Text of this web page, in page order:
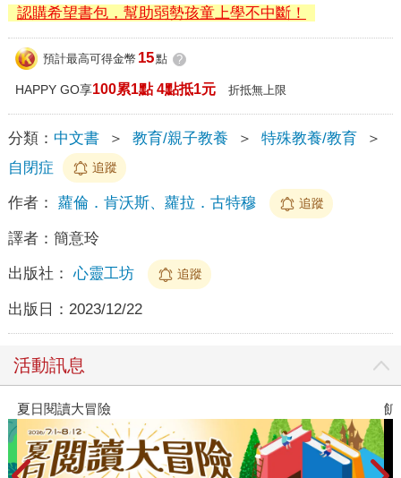
認購希望書包，幫助弱勢孩童上學不中斷！
預計最高可得金幣 15點 ?
HAPPY GO享100累1點 4點抵1元 折抵無上限
分類： 中文書 ＞ 教育/親子教養 ＞ 特殊教養/教育
＞
自閉症
追蹤
作者： 蘿倫．肯沃斯、蘿拉．古特穆 追蹤
譯者： 簡意玲
出版社： 心靈工坊 追蹤
出版日： 2023/12/22
活動訊息
飢餓遊戲前傳贈早優券